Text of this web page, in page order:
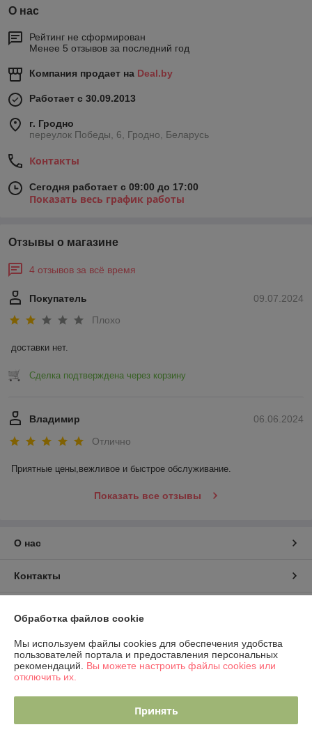
О нас
Рейтинг не сформирован
Менее 5 отзывов за последний год
Компания продает на Deal.by
Работает с 30.09.2013
г. Гродно
переулок Победы, 6, Гродно, Беларусь
Контакты
Сегодня работает с 09:00 до 17:00
Показать весь график работы
Отзывы о магазине
4 отзывов за всё время
09.07.2024
Покупатель
Плохо
доставки нет.
Сделка подтверждена через корзину
06.06.2024
Владимир
Отлично
Приятные цены,вежливое и быстрое обслуживание.
Показать все отзывы
О нас
Контакты
График работы
Полная версия сайта
Политика обработки cookies
Обработка файлов cookie
Мы используем файлы cookies для обеспечения удобства
пользователей портала и предоставления персональных
рекомендаций. Вы можете настроить файлы cookies или
отключить их.
Принять